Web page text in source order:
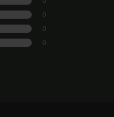
0
0
0